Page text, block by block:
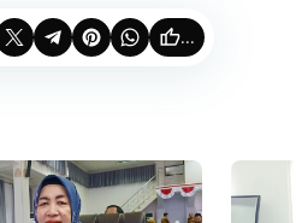
...